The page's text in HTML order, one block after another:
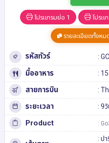
โปรแกรมย่อ 1 โปรแ
รายละเอียดทั้งหม
รหัสทัวร์ :
มื้ออาหาร :
สายการบิน :
ระยะเวลา : 9
Product :
: ปา